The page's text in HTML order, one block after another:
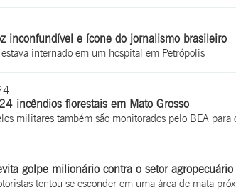
inconfundível e ícone do jornalismo brasileiro
internado em um hospital em Petrópolis
incêndios florestais em Mato Grosso
militares também são monitorados pelo BEA
golpe milionário contra o setor
tentou se esconder em uma área de mata